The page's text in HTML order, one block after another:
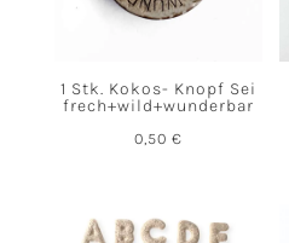
1 Stk. Kokos- Knopf Sei
frech+wild+wunderbar
0,50 €